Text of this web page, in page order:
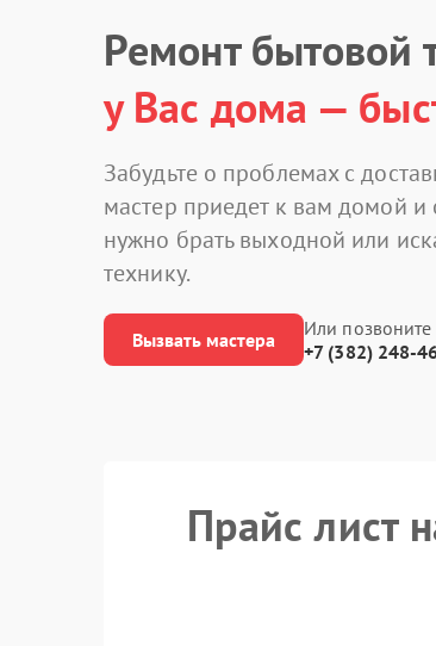
Ремонт бытовой
у Вас дома —
Забудьте о проблемах с
мастер приедет к вам домой и
нужно брать выходной или
технику.
Вызвать мастера
Или позвоните
+7 (382) 248-
Прайс лист